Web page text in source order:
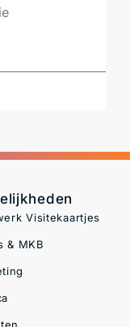
Visitekaartjes
& MKB